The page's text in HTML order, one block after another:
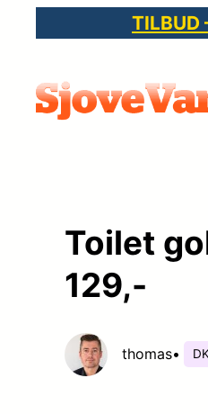
indhold
TILBUD
Toilet
129,-
thomas•